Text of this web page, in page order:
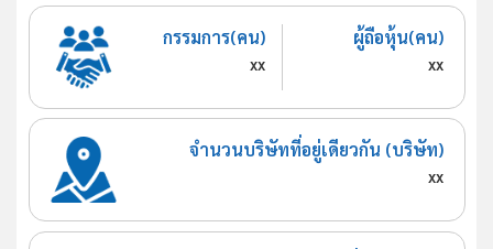
กรรมการ(คน)
xx
ผู้ถือหุ้น(คน)
xx
จำนวนบริษัทที่อยู่เดียวกัน (บริษัท)
xx